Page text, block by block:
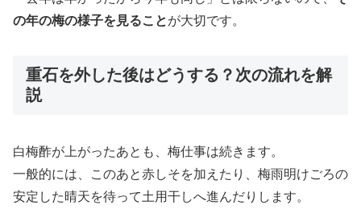
の年の梅の様子を見ることが大切です。
重石を外した後はどうする？次の流れを解
説
白梅酢が上がったあとも、梅仕事は続きます。
一般的には、このあと赤しそを加えたり、梅雨明けごろの
安定した晴天を待って土用干しへ進んだりします。